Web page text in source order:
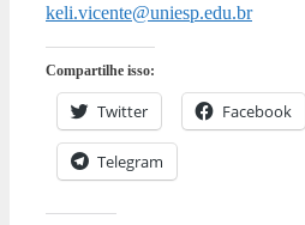
keli.vicente@uniesp.edu.br
Compartilhe isso:
Twitter Facebook
Telegram